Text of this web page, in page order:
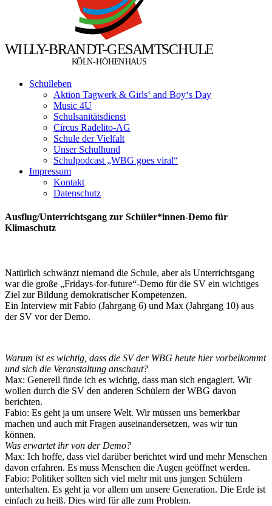
WILLY-BRANDT-GESAMTSCHULE
KÖLN-HÖHENHAUS
Schulleben
Aktion Tagwerk & Girls‘ and Boy‘s Day
Music 4U
Schulsanitätsdienst
Circus Radelito-AG
Schule der Vielfalt
Unser Schulhund
Schulpodcast „WBG goes viral“
Impressum
Kontakt
Datenschutz
Ausflug/Unterrichtsgang zur Schüler*innen-Demo für
Klimaschutz
Natürlich schwänzt niemand die Schule, aber als Unterrichtsgang
war die große „Fridays-for-future“-Demo für die SV ein wichtiges
Ziel zur Bildung demokratischer Kompetenzen.
Ein Interview mit Fabio (Jahrgang 6) und Max (Jahrgang 10) aus
der SV vor der Demo.
Warum ist es wichtig, dass die SV der WBG heute hier vorbeikommt
und sich die Veranstaltung anschaut?
Max: Generell finde ich es wichtig, dass man sich engagiert. Wir
wollen durch die SV den anderen Schülern der WBG davon
berichten.
Fabio: Es geht ja um unsere Welt. Wir müssen uns bemerkbar
machen und auch mit Fragen auseinandersetzen, was wir tun
können.
Was erwartet ihr von der Demo?
Max: Ich hoffe, dass viel darüber berichtet wird und mehr Menschen
davon erfahren. Es muss Menschen die Augen geöffnet werden.
Fabio: Politiker sollten sich viel mehr mit uns jungen Schülern
unterhalten. Es geht ja vor allem um unsere Generation. Die Erde ist
einfach zu heiß. Dies wird für alle zum Problem.